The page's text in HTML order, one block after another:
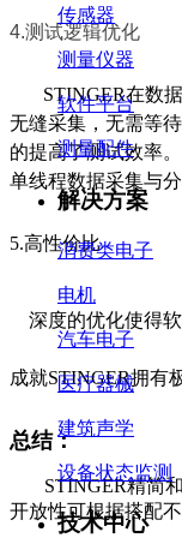
4.测试逻辑优化
STINGER在数
无缝采集，无需等
的提高了测试效率
单线程数据采集与
5.高性价比
深度的优化使得
成就STINGER拥有
总结：
STINGER精简
开放性可根据搭配
传感器
测量仪器
软件平台
测量配件
解决方案
消费类电子
电机
汽车电子
医疗器械
建筑声学
设备状态监测
技术中心